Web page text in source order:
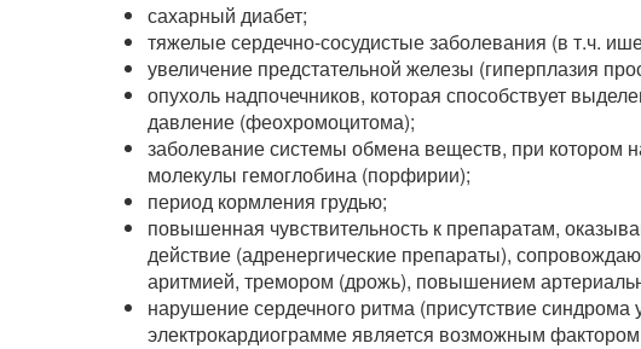
сахарный диабет;
тяжелые сердечно-сосудистые заболевания (в т.ч.
увеличение предстательной железы (гиперплазия
опухоль надпочечников, которая способствует
давление (феохромоцитома);
заболевание системы обмена веществ, при котором
молекулы гемоглобина (порфирии);
период кормления грудью;
повышенная чувствительность к препаратам,
действие (адренергические препараты),
аритмией, тремором (дрожь), повышением
нарушение сердечного ритма (присутствие синдрома
электрокардиограмме является возможным